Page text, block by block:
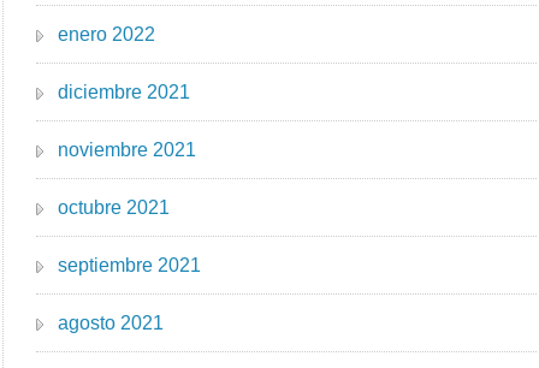
enero 2022
diciembre 2021
noviembre 2021
octubre 2021
septiembre 2021
agosto 2021